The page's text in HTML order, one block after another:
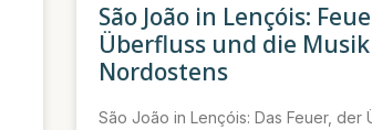
São João in Lençóis:
Überfluss und die
Nordostens
São João in Lençóis: Das Feuer, der